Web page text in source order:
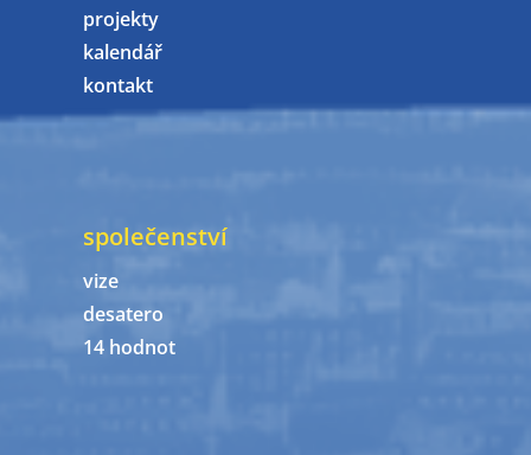
projekty
kalendář
kontakt
společenství
vize
desatero
14 hodnot